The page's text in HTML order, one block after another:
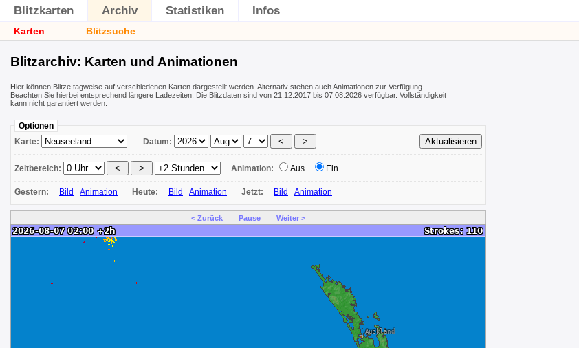
Blitzkarten Archiv Statistiken Infos
Karten Blitzsuche
Blitzarchiv: Karten und Animationen
Hier können Blitze tagweise auf verschiedenen Karten dargestellt werden. Alternativ stehen auch Animationen zur Verfügung.
Beachten Sie hierbei entsprechend längere Ladezeiten. Die Blitzdaten sind von 21.12.2017 bis 07.08.2026 verfügbar. Vollständigkeit
kann nicht garantiert werden.
Optionen
Karte:
Datum:
Zeitbereich: Animation: Aus Ein
Gestern: Bild Animation Heute: Bild Animation Jetzt: Bild Animation
< Zurück Pause Weiter >